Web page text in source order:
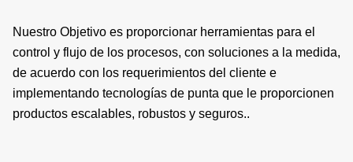
Nuestro Objetivo es proporcionar herramientas para el
control y flujo de los procesos, con soluciones a la medida,
de acuerdo con los requerimientos del cliente e
implementando tecnologías de punta que le proporcionen
productos escalables, robustos y seguros..